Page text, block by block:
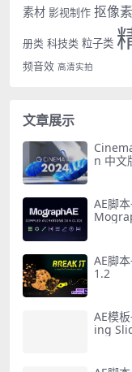
素材 影视制作 抠像
册类 科技类 粒子类
频音效 高清实拍
文章展示
n 中文
AE脚
AE脚
1.2
AE模
ing